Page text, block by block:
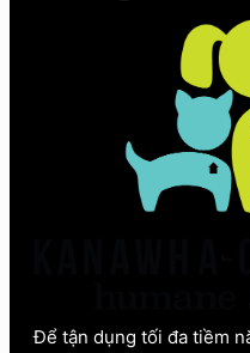
Để tận dụng tối đa tiềm